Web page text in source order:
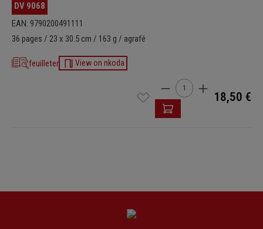
DV 9068
EAN: 9790200491111
36 pages / 23 x 30.5 cm / 163 g / agrafé
feuilleter View on nkoda
Quantité de produit :
18,50 €